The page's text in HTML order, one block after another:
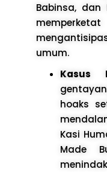
Babinsa, dan
umum.
Kasus
hoaks
Kasi
Made